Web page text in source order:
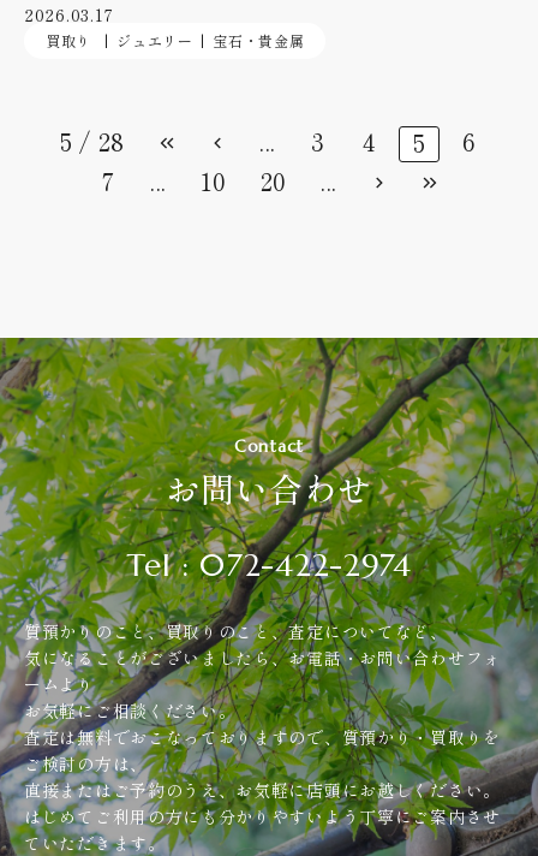
2026.03.17
買取り ジュエリー 宝石・貴金属
5 / 28 ... 3 4 5
6
7
... 10 20 ...
Contact
お問い合わせ
Tel : 072-422-2974
質預かりのこと、買取りのこと、査定についてなど、
気になることがございましたら、お電話・お問い合わせフォ
ームより
お気軽にご相談ください。
査定は無料でおこなっておりますので、質預かり・買取りを
ご検討の方は、
直接またはご予約のうえ、お気軽に店頭にお越しください。
はじめてご利用の方にも分かりやすいよう丁寧にご案内させ
ていただきます。